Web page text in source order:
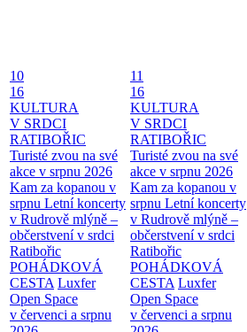
10
16
KULTURA
V SRDCI
RATIBOŘIC
Turisté zvou na své
akce v srpnu 2026
Kam za kopanou v
srpnu Letní koncerty
v Rudrově mlýně –
občerstvení v srdci
Ratibořic
POHÁDKOVÁ
CESTA Luxfer
Open Space
v červenci a srpnu
11
16
KULTURA
V SRDCI
RATIBOŘIC
Turisté zvou na své
akce v srpnu 2026
Kam za kopanou v
srpnu Letní koncerty
v Rudrově mlýně –
občerstvení v srdci
Ratibořic
POHÁDKOVÁ
CESTA Luxfer
Open Space
v červenci a srpnu